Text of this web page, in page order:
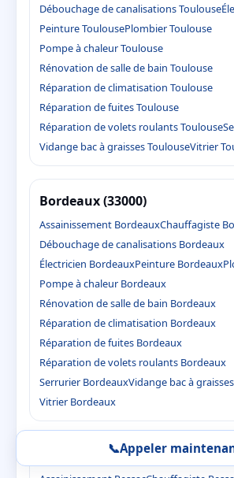
Débouchage de canalisations Toulouse
Peinture ToulousePlombier Toulouse
Pompe à chaleur Toulouse
Rénovation de salle de bain Toulouse
Réparation de climatisation Toulouse
Réparation de fuites Toulouse
Réparation de volets roulants Toulouse
Vidange bac à graisses ToulouseVitrier
Bordeaux (33000)
Assainissement BordeauxChauffagiste
Débouchage de canalisations Bordeaux
Électricien BordeauxPeinture Bordeaux
Pompe à chaleur Bordeaux
Rénovation de salle de bain Bordeaux
Réparation de climatisation Bordeaux
Réparation de fuites Bordeaux
Réparation de volets roulants Bordeaux
Serrurier BordeauxVidange bac à
Vitrier Bordeaux
Pessac (33600)
📞Appeler